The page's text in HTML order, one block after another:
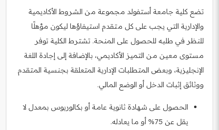
تضع كلية جامعة أستفولد مجموعة من الشروط الأكاديمية
والإدارية التي يجب على كل متقدم استيفاؤها ليكون مؤهلًا
للنظر في طلبه للحصول على المنحة. تشترط الكلية توفر
مستوى معين من التميز الأكاديمي، بالإضافة إلى إجادة اللغة
الإنجليزية، وبعض المتطلبات الإدارية المتعلقة بجنسية المتقدم
ووثائق إثبات الدخل أو الوضع المالي.
الحصول على شهادة ثانوية عامة أو بكالوريوس بمعدل لا
يقل عن 75% أو ما يعادله.